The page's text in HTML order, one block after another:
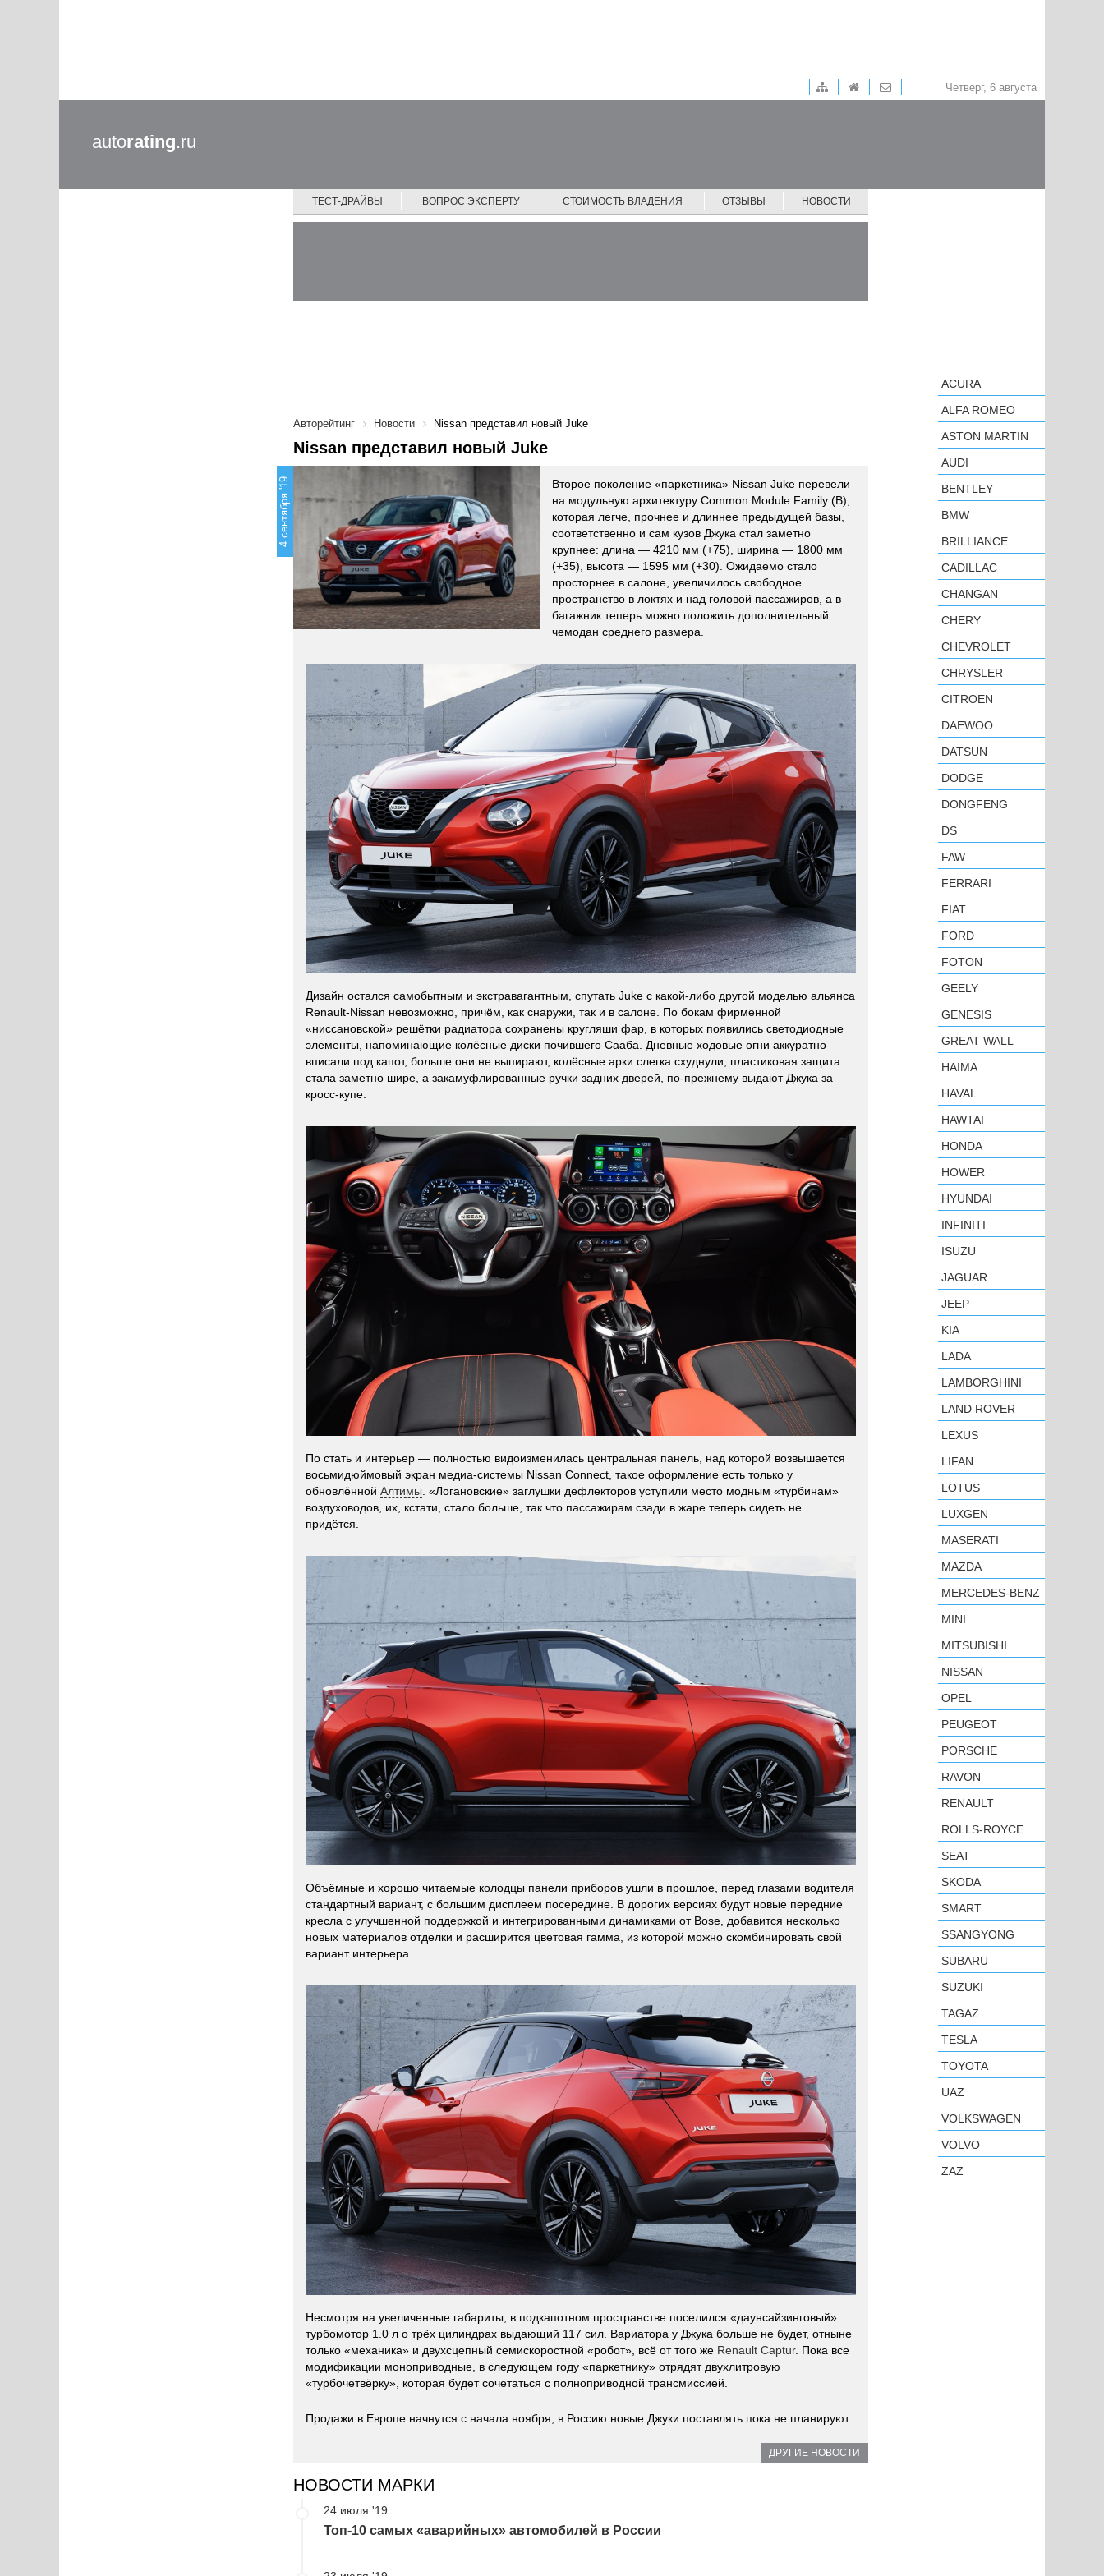
Четверг, 6 августа
autorating.ru
ТЕСТ-ДРАЙВЫ ВОПРОС ЭКСПЕРТУ СТОИМОСТЬ ВЛАДЕНИЯ ОТЗЫВЫ НОВОСТИ
Авторейтинг Новости Nissan представил новый Juke
Nissan представил новый Juke
4 сентября '19
Второе поколение «паркетника» Nissan Juke перевели
на модульную архитектуру Common Module Family (B),
которая легче, прочнее и длиннее предыдущей базы,
соответственно и сам кузов Джука стал заметно
крупнее: длина — 4210 мм (+75), ширина — 1800 мм
(+35), высота — 1595 мм (+30). Ожидаемо стало
просторнее в салоне, увеличилось свободное
пространство в локтях и над головой пассажиров, а в
багажник теперь можно положить дополнительный
чемодан среднего размера.
Дизайн остался самобытным и экстравагантным, спутать Juke с какой-либо другой моделью альянса
Renault-Nissan невозможно, причём, как снаружи, так и в салоне. По бокам фирменной
«ниссановской» решётки радиатора сохранены кругляши фар, в которых появились светодиодные
элементы, напоминающие колёсные диски почившего Сааба. Дневные ходовые огни аккуратно
вписали под капот, больше они не выпирают, колёсные арки слегка схуднули, пластиковая защита
стала заметно шире, а закамуфлированные ручки задних дверей, по-прежнему выдают Джука за
кросс-купе.
По стать и интерьер — полностью видоизменилась центральная панель, над которой возвышается
восьмидюймовый экран медиа-системы Nissan Connect, такое оформление есть только у
обновлённой Алтимы . «Логановские» заглушки дефлекторов уступили место модным «турбинам»
воздуховодов, их, кстати, стало больше, так что пассажирам сзади в жаре теперь сидеть не
придётся.
Объёмные и хорошо читаемые колодцы панели приборов ушли в прошлое, перед глазами водителя
стандартный вариант, с большим дисплеем посередине. В дорогих версиях будут новые передние
кресла с улучшенной поддержкой и интегрированными динамиками от Bose, добавится несколько
новых материалов отделки и расширится цветовая гамма, из которой можно скомбинировать свой
вариант интерьера.
Несмотря на увеличенные габариты, в подкапотном пространстве поселился «даунсайзинговый»
турбомотор 1.0 л о трёх цилиндрах выдающий 117 сил. Вариатора у Джука больше не будет, отныне
только «механика» и двухсцепный семискоростной «робот», всё от того же Renault Captur. Пока все
модификации моноприводные, в следующем году «паркетнику» отрядят двухлитровую
«турбочетвёрку», которая будет сочетаться с полноприводной трансмиссией.
Продажи в Европе начнутся с начала ноября, в Россию новые Джуки поставлять пока не планируют.
ДРУГИЕ НОВОСТИ
НОВОСТИ МАРКИ
24 июля '19
Топ-10 самых «аварийных» автомобилей в России
ACURA
ALFA ROMEO
ASTON MARTIN
AUDI
BENTLEY
BMW
BRILLIANCE
CADILLAC
CHANGAN
CHERY
CHEVROLET
CHRYSLER
CITROEN
DAEWOO
DATSUN
DODGE
DONGFENG
DS
FAW
FERRARI
FIAT
FORD
FOTON
GEELY
GENESIS
GREAT WALL
HAIMA
HAVAL
HAWTAI
HONDA
HOWER
HYUNDAI
INFINITI
ISUZU
JAGUAR
JEEP
KIA
LADA
LAMBORGHINI
LAND ROVER
LEXUS
LIFAN
LOTUS
LUXGEN
MASERATI
MAZDA
MERCEDES-BENZ
MINI
MITSUBISHI
NISSAN
OPEL
PEUGEOT
PORSCHE
RAVON
RENAULT
ROLLS-ROYCE
SEAT
SKODA
SMART
SSANGYONG
SUBARU
SUZUKI
TAGAZ
TESLA
TOYOTA
UAZ
VOLKSWAGEN
VOLVO
ZAZ